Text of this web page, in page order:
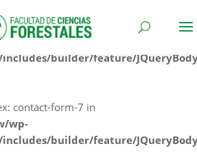
cf7rl-redirect_method in
wp-
builder/feature/
contact-form-7 in
wp-
builder/feature/